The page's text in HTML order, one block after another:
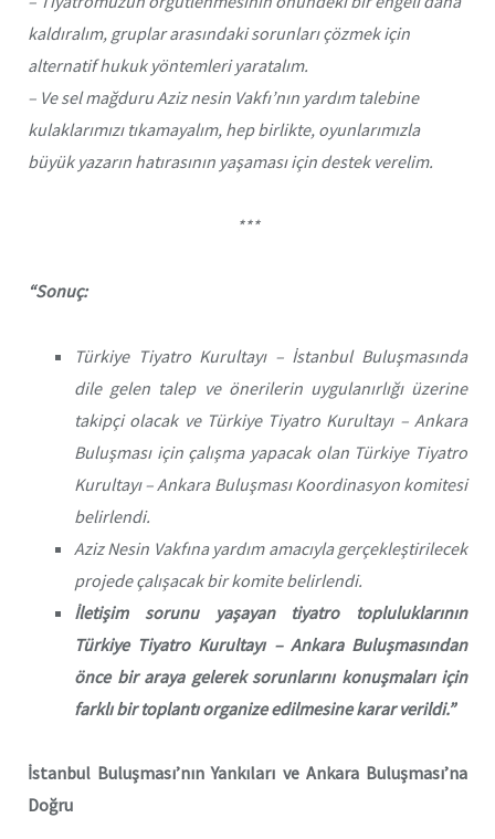
kaldıralım, gruplar arasındaki sorunları çözmek için
alternatif hukuk yöntemleri yaratalım.
– Ve sel mağduru Aziz nesin Vakfı’nın yardım talebine
kulaklarımızı tıkamayalım, hep birlikte, oyunlarımızla
büyük yazarın hatırasının yaşaması için destek verelim.
***
“Sonuç:
Türkiye Tiyatro Kurultayı – İstanbul Buluşmasında
dile gelen talep ve önerilerin uygulanırlığı üzerine
takipçi olacak ve Türkiye Tiyatro Kurultayı – Ankara
Buluşması için çalışma yapacak olan Türkiye Tiyatro
Kurultayı – Ankara Buluşması Koordinasyon komitesi
belirlendi.
Aziz Nesin Vakfına yardım amacıyla gerçekleştirilecek
projede çalışacak bir komite belirlendi.
İletişim sorunu yaşayan tiyatro topluluklarının
Türkiye Tiyatro Kurultayı – Ankara Buluşmasından
önce bir araya gelerek sorunlarını konuşmaları için
farklı bir toplantı organize edilmesine karar verildi.”
İstanbul Buluşması’nın Yankıları ve Ankara Buluşması’na
Doğru